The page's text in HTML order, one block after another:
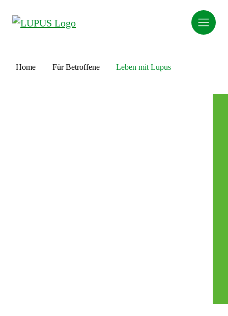
Home Für Betroffene Leben mit Lupus